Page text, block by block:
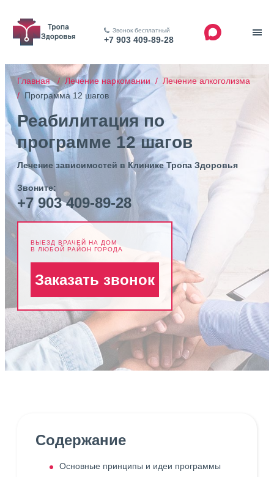
Звонок бесплатный
+7 903 409-89-28
Главная /Лечение наркомании / Лечение алкоголизма
/Программа 12 шагов
Реабилитация по
программе 12 шагов
Лечение зависимостей в Клинике Тропа Здоровья
Звоните:
+7 903 409-89-28
ВЫЕЗД ВРАЧЕЙ НА ДОМ
В ЛЮБОЙ РАЙОН ГОРОДА
Заказать звонок
Содержание
Основные принципы и идеи программы